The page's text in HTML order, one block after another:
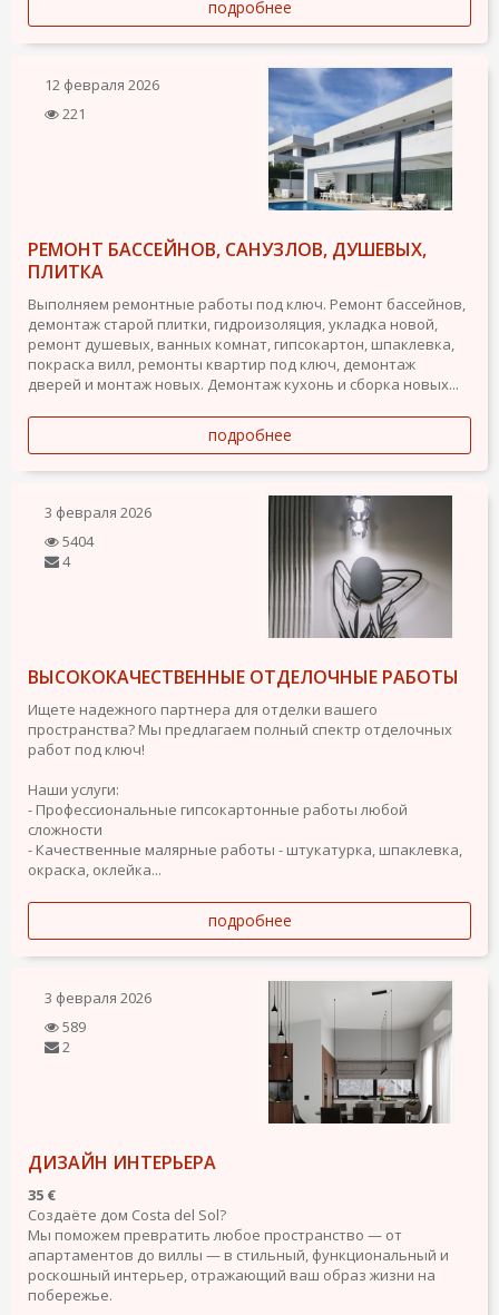
подробнее
12 февраля 2026
221
РЕМОНТ БАССЕЙНОВ, САНУЗЛОВ, ДУШЕВЫХ,
ПЛИТКА
Выполняем ремонтные работы под ключ. Ремонт бассейнов,
демонтаж старой плитки, гидроизоляция, укладка новой,
ремонт душевых, ванных комнат, гипсокартон, шпаклевка,
покраска вилл, ремонты квартир под ключ, демонтаж
дверей и монтаж новых. Демонтаж кухонь и сборка новых...
подробнее
3 февраля 2026
5404
4
ВЫСОКОКАЧЕСТВЕННЫЕ ОТДЕЛОЧНЫЕ РАБОТЫ
Ищете надежного партнера для отделки вашего
пространства? Мы предлагаем полный спектр отделочных
работ под ключ!
Наши услуги:
- Профессиональные гипсокартонные работы любой
сложности
- Качественные малярные работы - штукатурка, шпаклевка,
окраска, оклейка...
подробнее
3 февраля 2026
589
2
ДИЗАЙН ИНТЕРЬЕРА
35 €
Создаёте дом Costa del Sol?
Мы поможем превратить любое пространство — от
апартаментов до виллы — в стильный, функциональный и
роскошный интерьер, отражающий ваш образ жизни на
побережье.